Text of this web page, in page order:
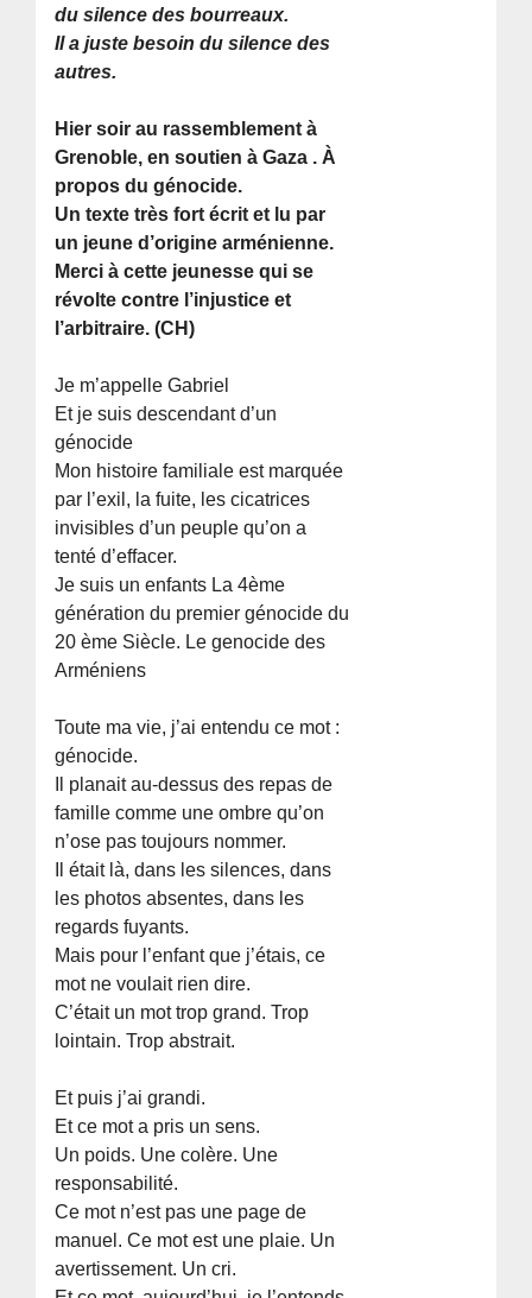
du silence des bourreaux.
Il a juste besoin du silence des
autres.
Hier soir au rassemblement à
Grenoble, en soutien à Gaza . À
propos du génocide.
Un texte très fort écrit et lu par
un jeune d’origine arménienne.
Merci à cette jeunesse qui se
révolte contre l’injustice et
l’arbitraire. (CH)
Je m’appelle Gabriel
Et je suis descendant d’un
génocide
Mon histoire familiale est marquée
par l’exil, la fuite, les cicatrices
invisibles d’un peuple qu’on a
tenté d’effacer.
Je suis un enfants La 4ème
génération du premier génocide du
20 ème Siècle. Le genocide des
Arméniens
Toute ma vie, j’ai entendu ce mot :
génocide.
Il planait au-dessus des repas de
famille comme une ombre qu’on
n’ose pas toujours nommer.
Il était là, dans les silences, dans
les photos absentes, dans les
regards fuyants.
Mais pour l’enfant que j’étais, ce
mot ne voulait rien dire.
C’était un mot trop grand. Trop
lointain. Trop abstrait.
Et puis j’ai grandi.
Et ce mot a pris un sens.
Un poids. Une colère. Une
responsabilité.
Ce mot n’est pas une page de
manuel. Ce mot est une plaie. Un
avertissement. Un cri.